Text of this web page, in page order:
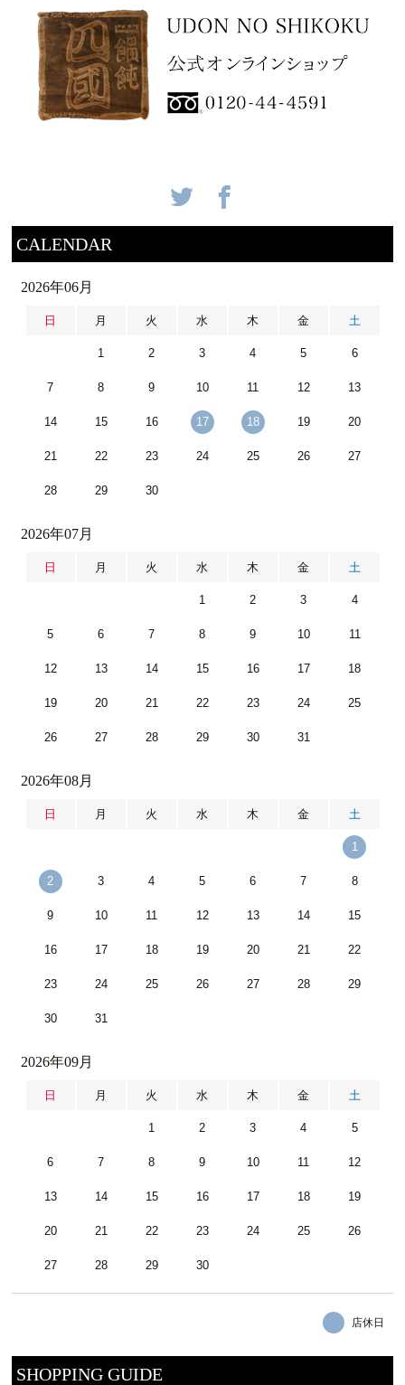
CALENDAR
2026年06月
日 月 火 水 木 金 土
1 2 3 4 5 6
7 8 9 10 11 12 13
14 15 16 17 18 19 20
21 22 23 24 25 26 27
28 29 30
2026年07月
日 月 火 水 木 金 土
1 2 3 4
5 6 7 8 9 10 11
12 13 14 15 16 17 18
19 20 21 22 23 24 25
26 27 28 29 30 31
2026年08月
日 月 火 水 木 金 土
1
2 3 4 5 6 7 8
9 10 11 12 13 14 15
16 17 18 19 20 21 22
23 24 25 26 27 28 29
30 31
2026年09月
日 月 火 水 木 金 土
1 2 3 4 5
6 7 8 9 10 11 12
13 14 15 16 17 18 19
20 21 22 23 24 25 26
27 28 29 30
店休日
SHOPPING GUIDE